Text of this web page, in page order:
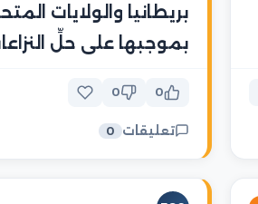
بموجبها على حلِّ
0
0
تعليقات 0